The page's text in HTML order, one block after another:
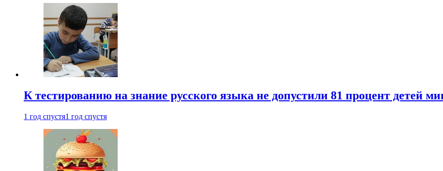
К тестированию на знание русского языка не допустили 81 процент детей
1 год спустя1 год спустя